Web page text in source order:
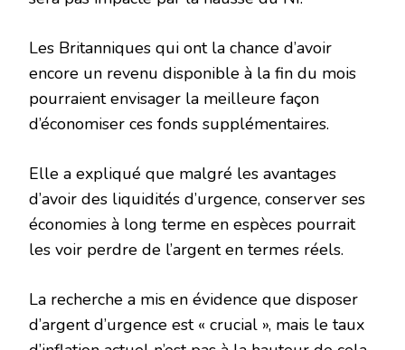
Les Britanniques qui ont la chance d’avoir
encore un revenu disponible à la fin du mois
pourraient envisager la meilleure façon
d’économiser ces fonds supplémentaires.
Elle a expliqué que malgré les avantages
d’avoir des liquidités d’urgence, conserver ses
économies à long terme en espèces pourrait
les voir perdre de l’argent en termes réels.
La recherche a mis en évidence que disposer
d’argent d’urgence est « crucial », mais le taux